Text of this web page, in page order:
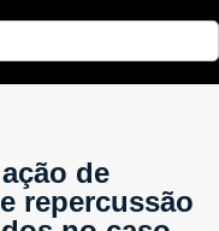
de
repercussão